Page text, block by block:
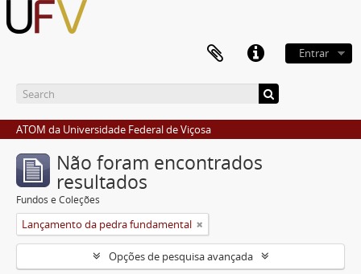
Entrar
ATOM da Universidade Federal de Viçosa
Não foram encontrados
resultados
Fundos e Coleções
Lançamento da pedra fundamental
Opções de pesquisa avançada